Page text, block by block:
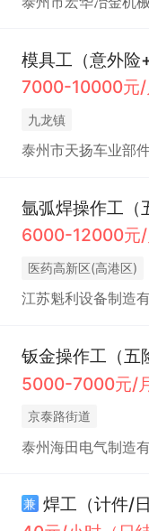
模具工（意外险
7000-10000元/
九龙镇
泰州市天扬车业部
氩弧焊操作工（
6000-12000元/
医药高新区(高港区)
江苏魁利设备制造
钣金操作工（五
5000-7000元/
京泰路街道
泰州海田电气制造
兼